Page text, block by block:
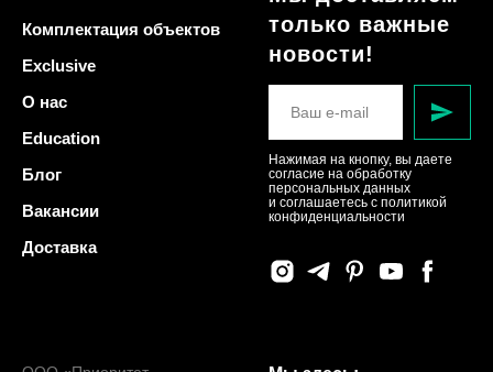
Комплектация объектов
Exclusive
О нас
Education
Блог
Вакансии
Доставка
только важные
новости!
Нажимая на кнопку, вы даете
согласие на обработку
персональных данных
и соглашаетесь c политикой
конфиденциальности